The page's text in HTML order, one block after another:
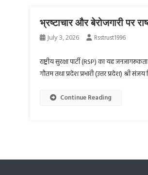
भ्रष्टाचार और बेरोजगारी पर
July 3, 2026 Rsstrust1996
राष्ट्रीय सुरक्षा पार्टी (RSP) का यह
गौतम तथा प्रदेश प्रभारी (उत्तर प्रदेश) श्री
Continue Reading